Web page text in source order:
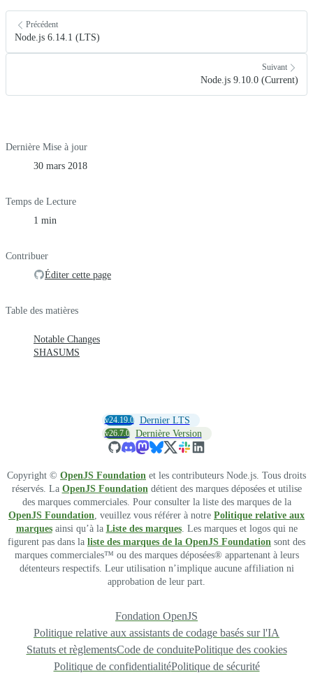
Précédent
Node.js 6.14.1 (LTS)
Suivant
Node.js 9.10.0 (Current)
Dernière Mise à jour
30 mars 2018
Temps de Lecture
1 min
Contribuer
Éditer cette page
Table des matières
Notable Changes
SHASUMS
v24.19.0 Dernier LTS
v26.7.0 Dernière Version
Copyright © OpenJS Foundation et les contributeurs Node.js. Tous droits
réservés. La OpenJS Foundation détient des marques déposées et utilise
des marques commerciales. Pour consulter la liste des marques de la
OpenJS Foundation , veuillez vous référer à notre Politique relative aux
marquesainsi qu’à la Liste des marques. Les marques et logos qui ne
figurent pas dans la liste des marques de la OpenJS Foundation sont des
marques commerciales™ ou des marques déposées® appartenant à leurs
détenteurs respectifs. Leur utilisation n’implique aucune affiliation ni
approbation de leur part.
Fondation OpenJS
Politique relative aux assistants de codage basés sur l'IA
Statuts et règlementsCode de conduitePolitique des cookies
Politique de confidentialitéPolitique de sécurité